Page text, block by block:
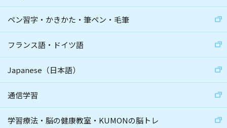
ペン習字・かきかた・筆ペン・毛筆
フランス語・ドイツ語
Japanese（日本語）
通信学習
学習療法・脳の健康教室・KUMONの脳トレ